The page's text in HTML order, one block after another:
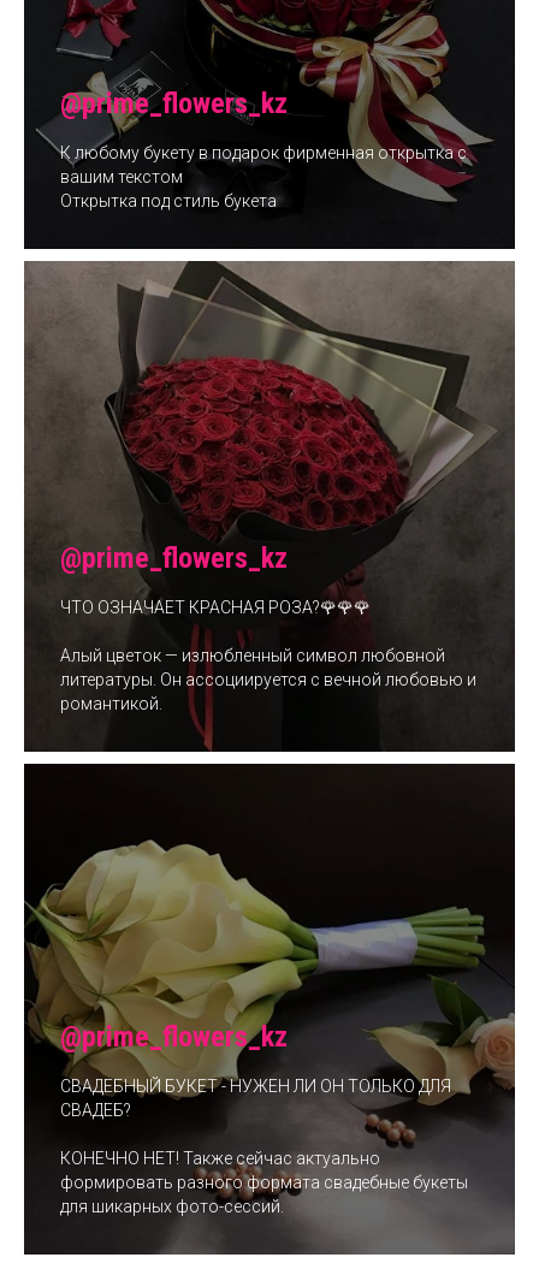
@prime_flowers_kz
К любому букету в подарок фирменная открытка с
вашим текстом
Открытка под стиль букета
@prime_flowers_kz
ЧТО ОЗНАЧАЕТ КРАСНАЯ РОЗА?🌹🌹🌹
Алый цветок — излюбленный символ любовной
литературы. Он ассоциируется с вечной любовью и
романтикой.
@prime_flowers_kz
СВАДЕБНЫЙ БУКЕТ - НУЖЕН ЛИ ОН ТОЛЬКО ДЛЯ
СВАДЕБ?
КОНЕЧНО НЕТ! Также сейчас актуально
формировать разного формата свадебные букеты
для шикарных фото-сессий.